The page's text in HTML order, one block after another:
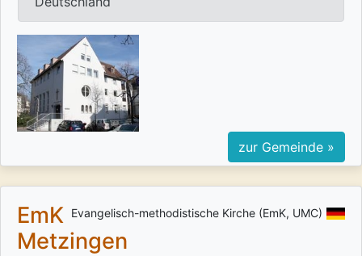
zur Gemeinde »
Evangelisch-methodistische Kirche (EmK, UMC)
EmK
Metzingen